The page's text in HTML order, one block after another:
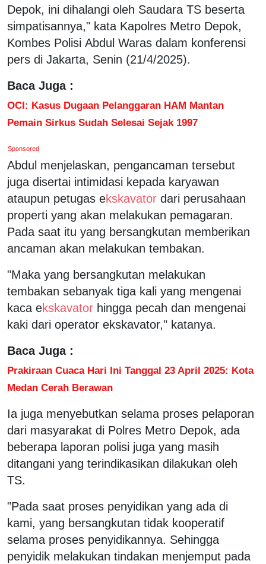
Depok, ini dihalangi oleh Saudara TS beserta
simpatisannya," kata Kapolres Metro Depok,
Kombes Polisi Abdul Waras dalam konferensi
pers di Jakarta, Senin (21/4/2025).
Baca Juga :
OCI: Kasus Dugaan Pelanggaran HAM Mantan
Pemain Sirkus Sudah Selesai Sejak 1997
Sponsored
Abdul menjelaskan, pengancaman tersebut
juga disertai intimidasi kepada karyawan
ataupun petugas ekskavator dari perusahaan
properti yang akan melakukan pemagaran.
Pada saat itu yang bersangkutan memberikan
ancaman akan melakukan tembakan.
"Maka yang bersangkutan melakukan
tembakan sebanyak tiga kali yang mengenai
kaca ekskavator hingga pecah dan mengenai
kaki dari operator ekskavator," katanya.
Baca Juga :
Prakiraan Cuaca Hari Ini Tanggal 23 April 2025: Kota
Medan Cerah Berawan
Ia juga menyebutkan selama proses pelaporan
dari masyarakat di Polres Metro Depok, ada
beberapa laporan polisi juga yang masih
ditangani yang terindikasikan dilakukan oleh
TS.
"Pada saat proses penyidikan yang ada di
kami, yang bersangkutan tidak kooperatif
selama proses penyidikannya. Sehingga
penyidik melakukan tindakan menjemput pada